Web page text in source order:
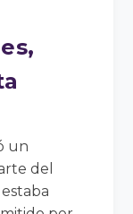
un
del